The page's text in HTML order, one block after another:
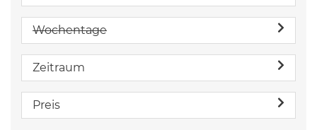
Wochentage
Zeitraum
Preis